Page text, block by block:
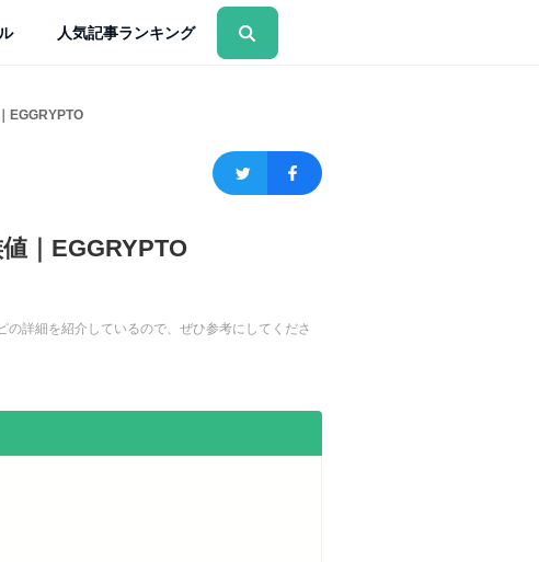
人気記事ランキング
EGGRYPTO
｜EGGRYPTO
詳細を紹介しているので、ぜひ参考にしてくださ